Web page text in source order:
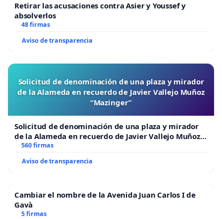
Retirar las acusaciones contra Asier y Youssef y
absolverlos
48 firmas
Aviso de transparencia
Solicitud de denominación de una plaza y mirador
de la Alameda en recuerdo de Javier Vallejo Muñoz
“Mazinger”
Solicitud de denominación de una plaza y mirador
de la Alameda en recuerdo de Javier Vallejo Muñoz
“Mazinger”
560 firmas
Aviso de transparencia
Cambiar el nombre de la Avenida Juan Carlos I de
Gavà
5 firmas